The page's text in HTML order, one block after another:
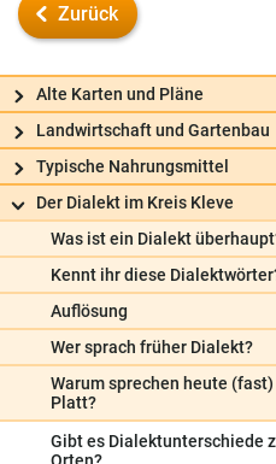
Zurück
Alte Karten und Pläne
Landwirtschaft und Gartenbau
Typische Nahrungsmittel
Der Dialekt im Kreis Kleve
Was ist ein Dialekt
Kennt ihr diese
Auflösung
Wer sprach früher Dialekt?
Warum sprechen heute
Platt?
Gibt es Dialektunterschiede